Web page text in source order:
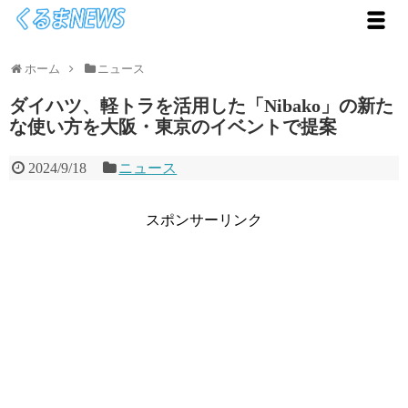
ホーム ニュース
ダイハツ、軽トラを活用した「Nibako」の新た
な使い方を大阪・東京のイベントで提案
2024/9/18 ニュース
スポンサーリンク